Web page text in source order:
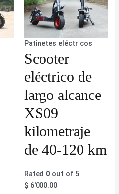
Patinetes eléctricos
Scooter
eléctrico de
largo alcance
XS09
kilometraje
de 40-120 km
Rated 0out of 5
$6'000.00